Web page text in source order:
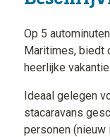
Op 5
Maritimes, biedt
heerlijke
Ideaal gelegen
stacaravans
personen (nieuw